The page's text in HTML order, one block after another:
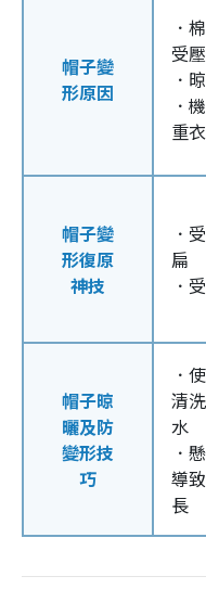
帽子變
形原因
．
受壓
．
．
重
帽子變
形復原
神技
．
扁
．
帽子晾
曬及防
變形技
巧
．
清
水
．
導
長